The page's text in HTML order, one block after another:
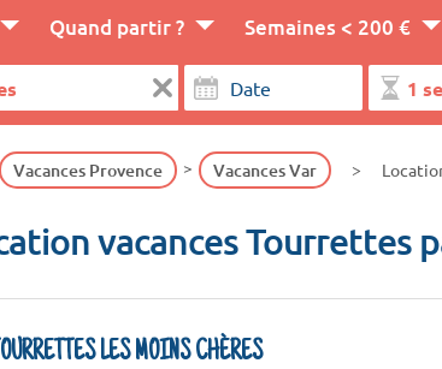
Quand partir ? Semaines < 200 €
Vacances Provence Vacances Var
vacances Tourrettes
LES MOINS CHÈRES